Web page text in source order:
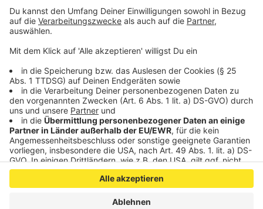
© Nationalparkverwaltung Eifel/M. Weisgerber
Anzeige
Anzeige